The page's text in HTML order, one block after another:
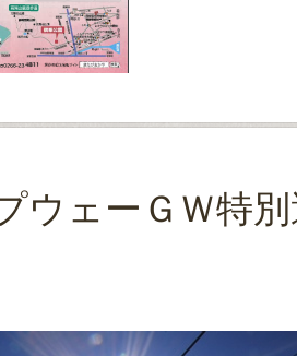
ウェーＧＷ特